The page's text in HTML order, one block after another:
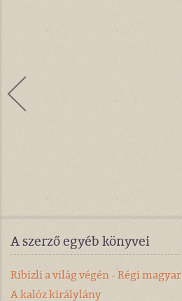
A szerző egyéb könyvei
Ribizli a világ végén - Régi
A kalóz királylány